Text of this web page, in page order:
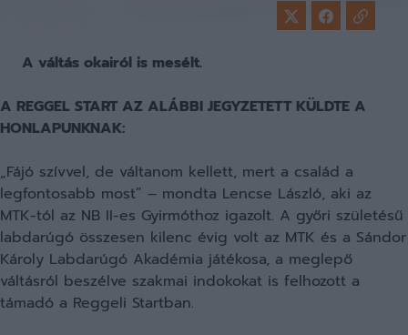
A váltás okairól is mesélt.
A REGGEL START AZ ALÁBBI JEGYZETETT KÜLDTE A
HONLAPUNKNAK:
„Fájó szívvel, de váltanom kellett, mert a család a
legfontosabb most” – mondta Lencse László, aki az
MTK-tól az NB II-es Gyirmóthoz igazolt. A győri születésű
labdarúgó összesen kilenc évig volt az MTK és a Sándor
Károly Labdarúgó Akadémia játékosa, a meglepő
váltásról beszélve szakmai indokokat is felhozott a
támadó a Reggeli Startban.